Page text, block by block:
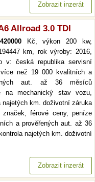
Zobrazit inzerát
Allroad 3.0 TDI
420000Kč, výkon 200 kw,
km, rok výroby: 2016,
v: česká republika servisní
než 19 000 kvalitních a
aut. až 36 měsíců
na mechanický stav vozu,
najetých km. doživotní záruka
férové ceny, peníze
a prověřených aut. až 36
najetých km. doživotní
Zobrazit inzerát